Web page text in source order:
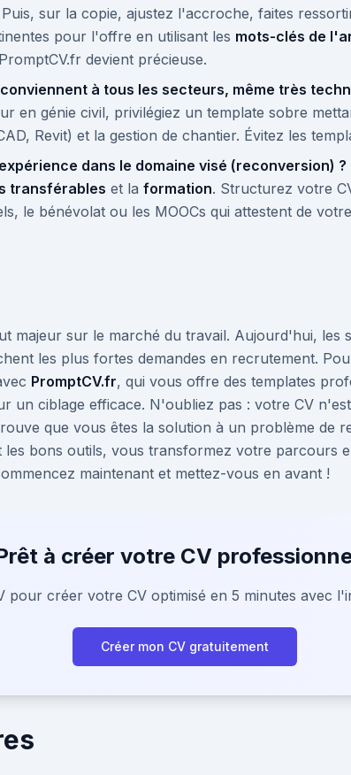
sur la copie, ajustez l'accroche, faites
pour l'offre en utilisant les mots-clés de
devient précieuse.
à tous les secteurs, même très
en génie civil, privilégiez un template sobre
Revit) et la gestion de chantier. Évitez les
dans le domaine visé (reconversion) ?
transférables et la formation. Structurez votre
le bénévolat ou les MOOCs qui attestent de
majeur sur le marché du travail. Aujourd'hui, les
les plus fortes demandes en recrutement.
PromptCV.fr, qui vous offre des templates
un ciblage efficace. N'oubliez pas : votre CV
que vous êtes la solution à un problème de
les bons outils, vous transformez votre parcours
maintenant et mettez-vous en avant !
à créer votre CV
pour créer votre CV optimisé en 5 minutes avec
Créer mon CV gratuitement